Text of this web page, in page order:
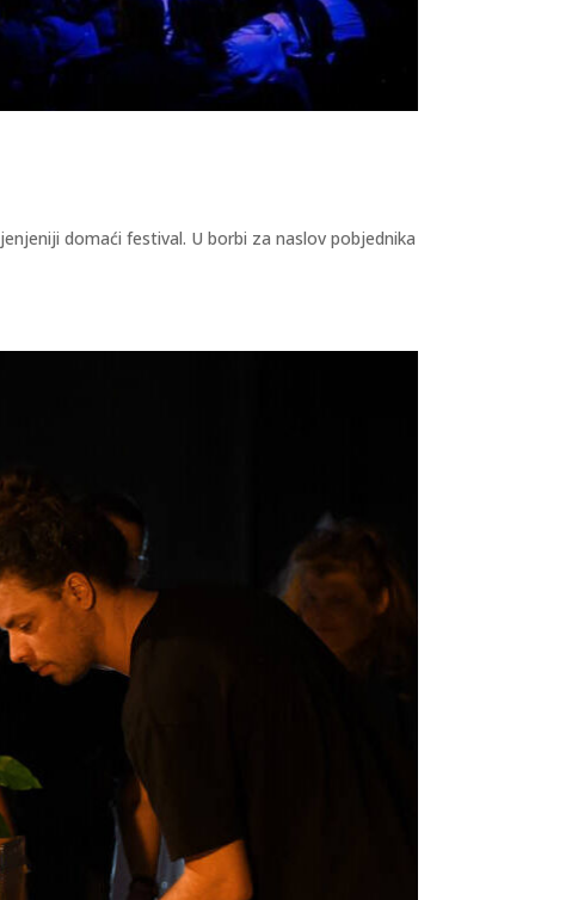
domaći festival. U borbi za naslov pobjednika